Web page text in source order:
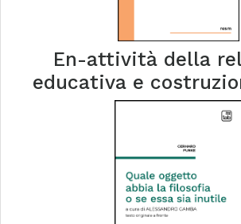
En-attività della
educativa e